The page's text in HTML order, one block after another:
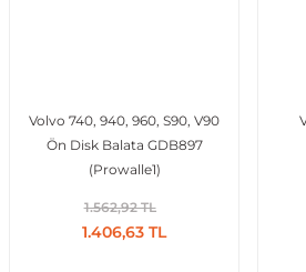
Volvo 740, 940, 960, S90, V90
Ön Disk Balata GDB897
(Prowalle1)
1.562,92 TL
1.406,63 TL